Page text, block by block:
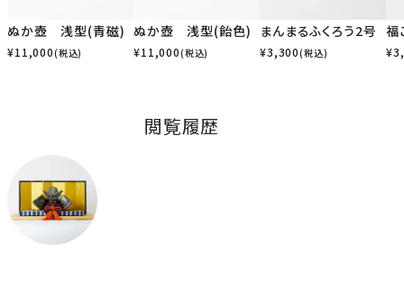
ぬか壺 浅型(青磁)
¥11,000(税込)
ぬか壺 浅型(飴色)
¥11,000(税込)
まんまるふくろう2号
¥3,300(税込)
福
¥
閲覧履歴